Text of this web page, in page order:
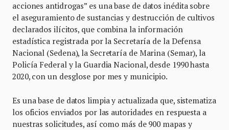
acciones antidrogas” es una base de datos inédita sobre
el aseguramiento de sustancias y destrucción de cultivos
declarados ilícitos, que combina la información
estadística registrada por la Secretaría de la Defensa
Nacional (Sedena), la Secretaría de Marina (Semar), la
Policía Federal y la Guardia Nacional, desde 1990 hasta
2020, con un desglose por mes y municipio.
Es una base de datos limpia y actualizada que, sistematiza
los oficios enviados por las autoridades en respuesta a
nuestras solicitudes, así como más de 900 mapas y